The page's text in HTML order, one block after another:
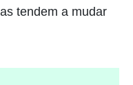
tendem a mudar